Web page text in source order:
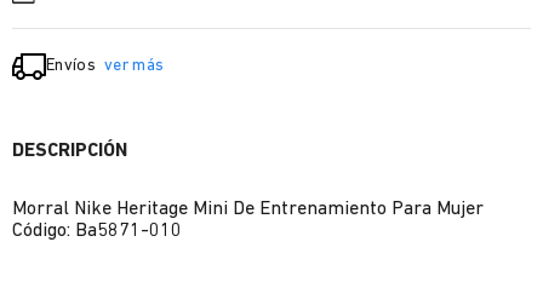
Envíos ver más
DESCRIPCIÓN
Morral Nike Heritage Mini De Entrenamiento Para Mujer
Código: Ba5871-010